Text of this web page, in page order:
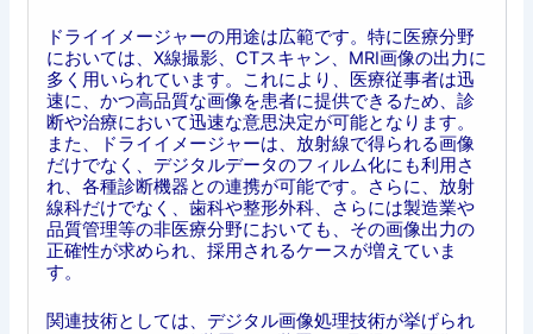
ドライイメージャーの用途は広範です。特に医療分野
においては、X線撮影、CTスキャン、MRI画像の出力に
多く用いられています。これにより、医療従事者は迅
速に、かつ高品質な画像を患者に提供できるため、診
断や治療において迅速な意思決定が可能となります。
また、ドライイメージャーは、放射線で得られる画像
だけでなく、デジタルデータのフィルム化にも利用さ
れ、各種診断機器との連携が可能です。さらに、放射
線科だけでなく、歯科や整形外科、さらには製造業や
品質管理等の非医療分野においても、その画像出力の
正確性が求められ、採用されるケースが増えていま
す。
関連技術としては、デジタル画像処理技術が挙げられ